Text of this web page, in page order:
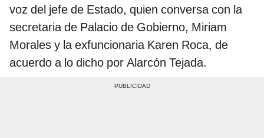
voz del jefe de Estado, quien conversa con la
secretaria de Palacio de Gobierno, Miriam
Morales y la exfuncionaria Karen Roca, de
acuerdo a lo dicho por Alarcón Tejada.